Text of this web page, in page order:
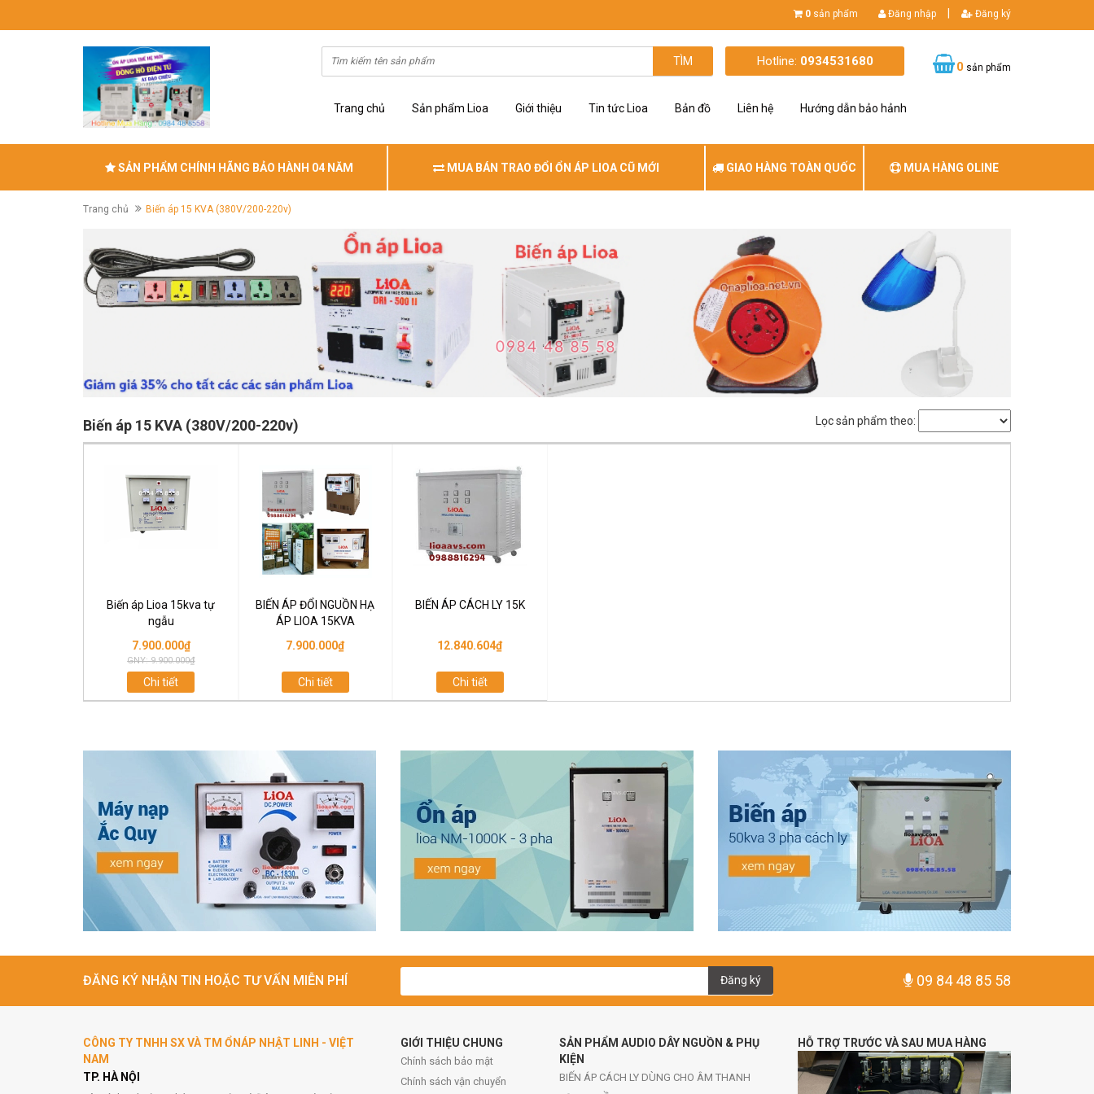
0 sản phẩm Đăng nhập Đăng ký
TÌM Hotline: 0934531680 0sản phẩm
Trang chủ Sản phẩm Lioa Giới thiệu Tin tức Lioa Bản đồ Liên hệ Hướng dẫn bảo hảnh
SẢN PHẨM CHÍNH HÃNG BẢO HÀNH 04 NĂM MUA BÁN TRAO ĐỔI ỔN ÁP LIOA CŨ MỚI GIAO HÀNG TOÀN QUỐC MUA HÀNG OLINE
Trang chủ Biến áp 15 KVA (380V/200-220v)
Biến áp 15 KVA (380V/200-220v) Lọc sản phẩm theo:
Biến áp Lioa 15kva tự
ngẫu
7.900.000₫
GNY: 9.900.000₫
Chi tiết
BIẾN ÁP ĐỔI NGUỒN HẠ
ÁP LIOA 15KVA
7.900.000₫
Chi tiết
BIẾN ÁP CÁCH LY 15K
12.840.604₫
Chi tiết
ĐĂNG KÝ NHẬN TIN HOẶC TƯ VẤN MIỄN PHÍ Đăng ký 09 84 48 85 58
CÔNG TY TNHH SX VÀ TM ỔNÁP NHẬT LINH - VIỆT
NAM
TP. HÀ NỘI
GIỚI THIỆU CHUNG
Chính sách bảo mật
Chính sách vận chuyển
SẢN PHẨM AUDIO DÂY NGUỒN & PHỤ
KIỆN
BIẾN ÁP CÁCH LY DÙNG CHO ÂM THANH
HỖ TRỢ TRƯỚC VÀ SAU MUA HÀNG